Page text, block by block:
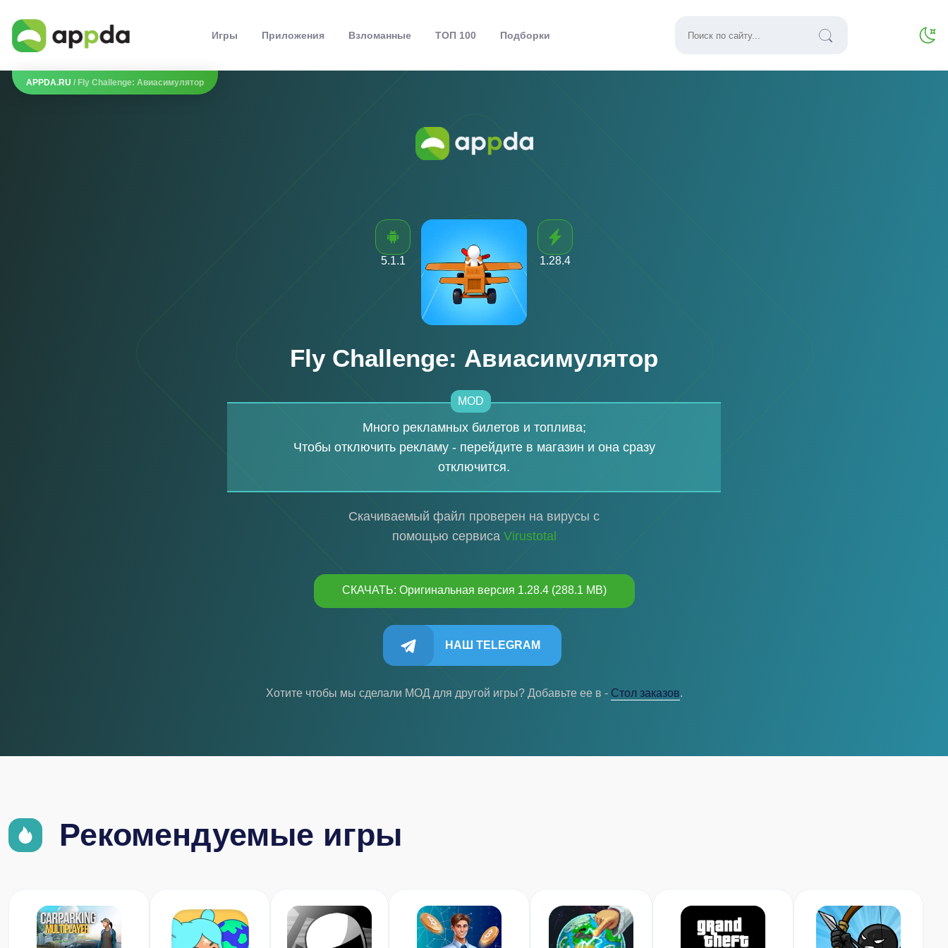
Игры Приложения Взломанные ТОП 100 Подборки
APPDA.RU / Fly Challenge: Авиасимулятор
5.1.1 1.28.4
Fly Challenge: Авиасимулятор
MOD
Много рекламных билетов и топлива;
Чтобы отключить рекламу - перейдите в магазин и она сразу
отключится.
Скачиваемый файл проверен на вирусы с
помощью сервиса Virustotal
СКАЧАТЬ: Оригинальная версия 1.28.4 (288.1 MB)
НАШ TELEGRAM
Хотите чтобы мы сделали МОД для другой игры? Добавьте ее в - Cтол заказов.
Рекомендуемые игры